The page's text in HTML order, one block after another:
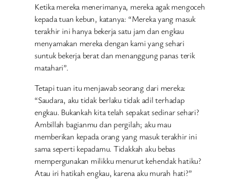
Ketika mereka menerimanya, mereka agak mengoceh
kepada tuan kebun, katanya: “Mereka yang masuk
terakhir ini hanya bekerja satu jam dan engkau
menyamakan mereka dengan kami yang sehari
suntuk bekerja berat dan menanggung panas terik
matahari”.
Tetapi tuan itu menjawab seorang dari mereka:
“Saudara, aku tidak berlaku tidak adil terhadap
engkau. Bukankah kita telah sepakat sedinar sehari?
Ambillah bagianmu dan pergilah; aku mau
memberikan kepada orang yang masuk terakhir ini
sama seperti kepadamu. Tidakkah aku bebas
mempergunakan milikku menurut kehendak hatiku?
Atau iri hatikah engkau, karena aku murah hati?”